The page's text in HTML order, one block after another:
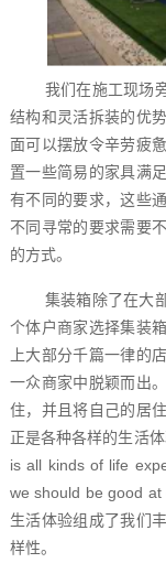
我们在施工现场
结构和灵活拆装的优
面可以摆放令辛劳疲
置一些简易的家具满
有不同的要求，这些
不同寻常的要求需要
的方式。
集装箱除了在大
个体户商家选择集装
上大部分千篇一律的
一众商家中脱颖而出
住，并且将自己的居
正是各种各样的生活
is all kinds of life
we should be good
生活体验组成了我们
样性。